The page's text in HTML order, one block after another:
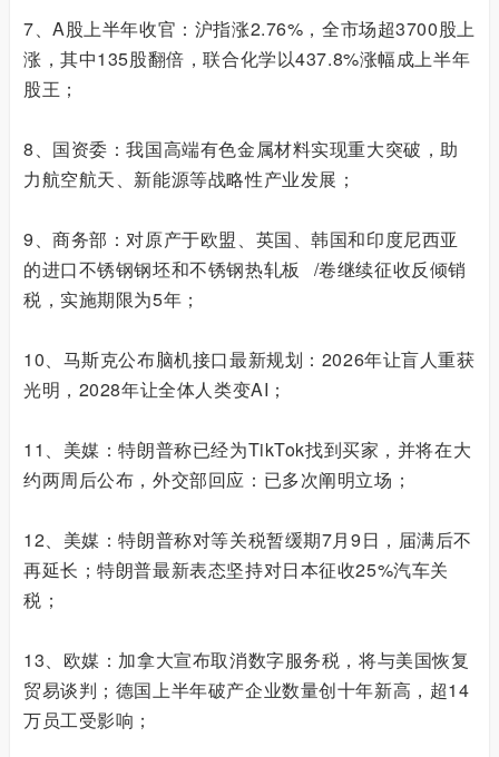
7、A股上半年收官：沪指涨2.76%，全市场超3700股上
涨，其中135股翻倍，联合化学以437.8%涨幅成上半年
股王；
8、国资委：我国高端有色金属材料实现重大突破，助
力航空航天、新能源等战略性产业发展；
9、商务部：对原产于欧盟、英国、韩国和印度尼西亚
的进口不锈钢钢坯和不锈钢热轧板
/卷继续征收反倾销
税，实施期限为5年；
10、马斯克公布脑机接口最新规划：2026年让盲人重获
光明，2028年让全体人类变AI；
11、美媒：特朗普称已经为TikTok找到买家，并将在大
约两周后公布，外交部回应：已多次阐明立场；
12、美媒：特朗普称对等关税暂缓期7月9日，届满后不
再延长；特朗普最新表态坚持对日本征收25%汽车关
税；
13、欧媒：加拿大宣布取消数字服务税，将与美国恢复
贸易谈判；德国上半年破产企业数量创十年新高，超14
万员工受影响；